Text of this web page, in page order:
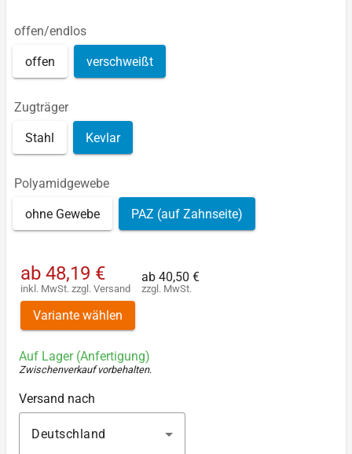
offen/endlos
offen verschweißt
Zugträger
Stahl Kevlar
Polyamidgewebe
ohne Gewebe PAZ (auf Zahnseite)
ab 48,19 €
inkl. MwSt. zzgl. Versand
ab 40,50 €
zzgl. MwSt.
Variante wählen
Auf Lager (Anfertigung)
Zwischenverkauf vorbehalten.
Versand nach
Deutschland